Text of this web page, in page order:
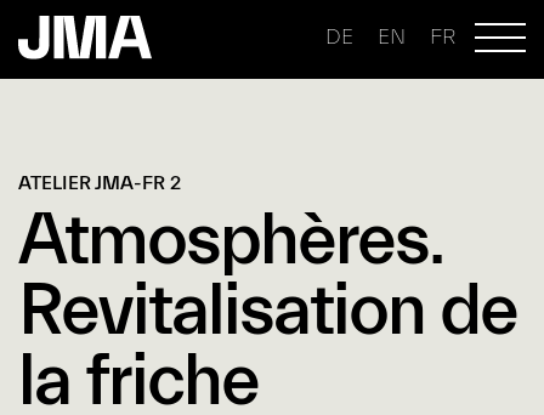
DE EN FR
ATELIER JMA-FR 2
Atmosphères.
Revitalisation de
la friche